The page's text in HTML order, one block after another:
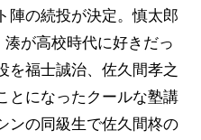
陣の続投が決定。慎太郎
が高校時代に好きだっ
を福士誠治、佐久間孝之
とになったクールな塾講
ンの同級生で佐久間柊の